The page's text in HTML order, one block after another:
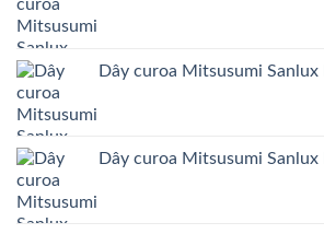
Dây curoa Mitsusumi Sanlux
Dây curoa Mitsusumi Sanlux